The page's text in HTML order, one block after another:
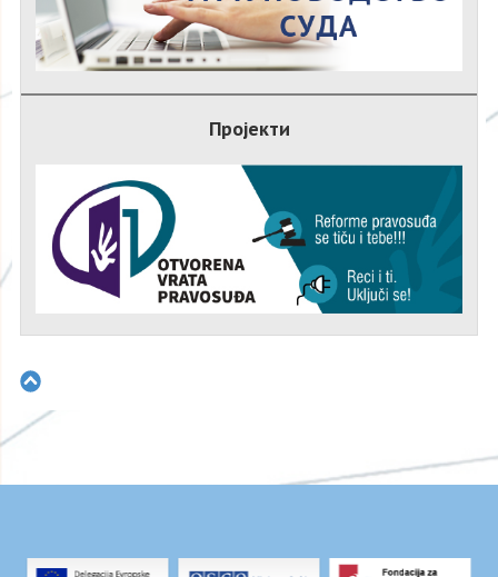
Пројекти